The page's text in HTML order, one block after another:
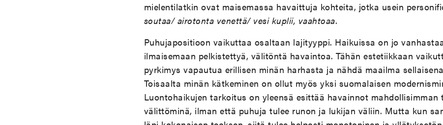
mielentilatkin ovat maisemassa havaittuja kohteita, jotka usein
soutaa/ airotonta venettä/ vesi kuplii, vaahtoaa.
Puhujapositioon vaikuttaa osaltaan lajityyppi. Haikuissa on jo
ilmaisemaan pelkistettyä, välitöntä havaintoa. Tähän estetiikkaan
pyrkimys vapautua erillisen minän harhasta ja nähdä maailma
Toisaalta minän kätkeminen on ollut myös yksi suomalaisen
Luontohaikujen tarkoitus on yleensä esittää havainnot mahdollisimman
välittöminä, ilman että puhuja tulee runon ja lukijan väliin. Mutta kun